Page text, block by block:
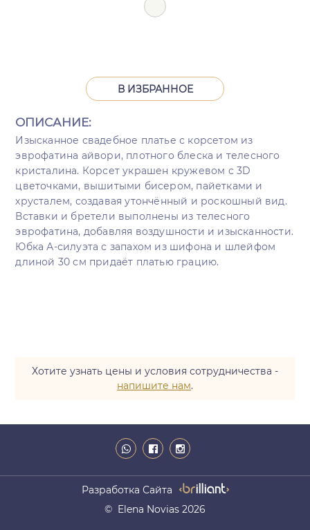
В ИЗБРАННОЕ
ОПИСАНИЕ:
Изысканное свадебное платье с корсетом из
эврофатина айвори, плотного блеска и телесного
кристалина. Корсет украшен кружевом с 3D
цветочками, вышитыми бисером, пайетками и
хрусталем, создавая утончённый и роскошный вид.
Вставки и бретели выполнены из телесного
эврофатина, добавляя воздушности и изысканности.
Юбка А-силуэта с запахом из шифона и шлейфом
длиной 30 см придаёт платью грацию.
Хотите узнать цены и условия сотрудничества -
напишите нам.
Разработка Сайта
© Elena Novias 2026